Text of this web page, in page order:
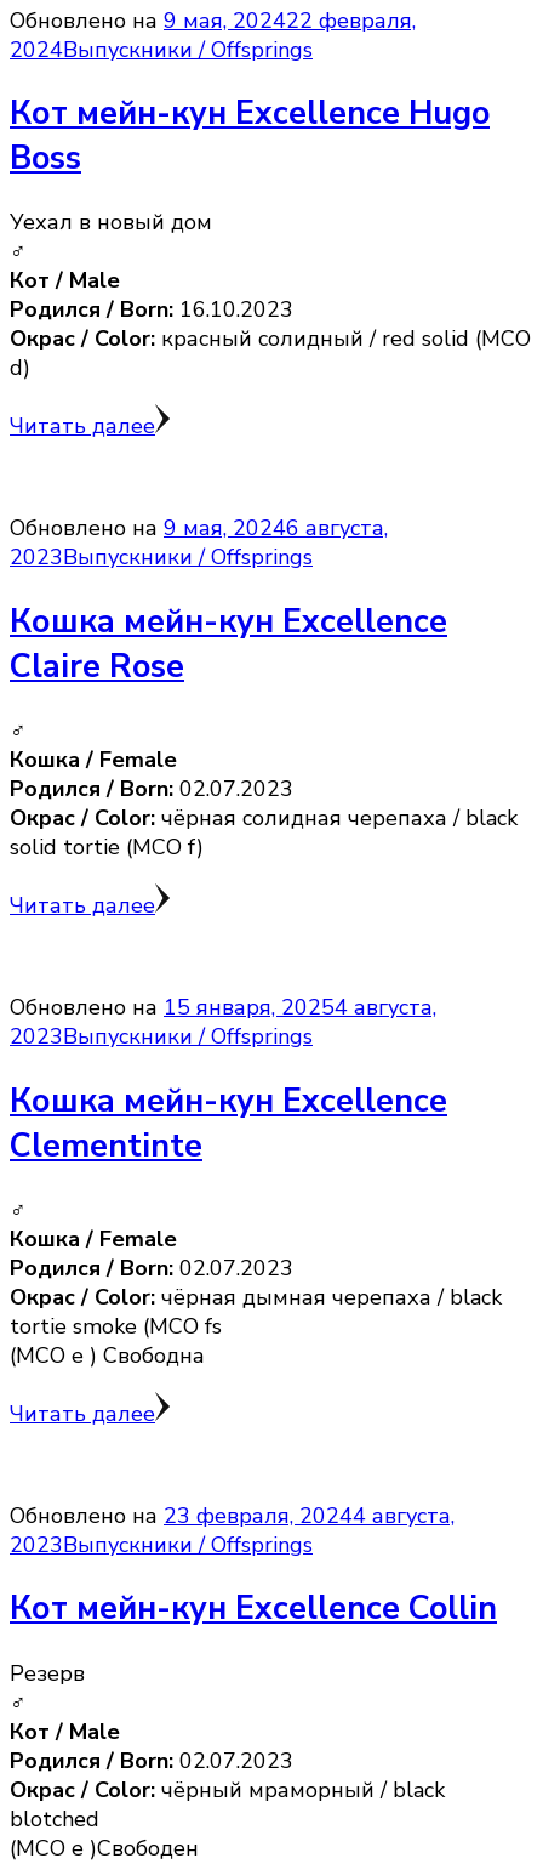
Обновлено на 9 мая, 202422 февраля,
2024Выпускники / Offsprings
Кот мейн-кун Excellence Hugo
Boss
Уехал в новый дом
♂
Кот / Male
Родился / Born: 16.10.2023
Окрас / Color: красный солидный / red solid (MCO
d)
Читать далее
Обновлено на 9 мая, 20246 августа,
2023Выпускники / Offsprings
Кошка мейн-кун Excellence
Claire Rose
♂
Кошка / Female
Родился / Born: 02.07.2023
Окрас / Color: чёрная солидная черепаха / black
solid tortie (MCO f)
Читать далее
Обновлено на 15 января, 20254 августа,
2023Выпускники / Offsprings
Кошка мейн-кун Excellence
Clementinte
♂
Кошка / Female
Родился / Born: 02.07.2023
Окрас / Color: чёрная дымная черепаха / black
tortie smoke (MCO fs
(MCO e ) Свободна
Читать далее
Обновлено на 23 февраля, 20244 августа,
2023Выпускники / Offsprings
Кот мейн-кун Excellence Collin
Резерв
♂
Кот / Male
Родился / Born: 02.07.2023
Окрас / Color: чёрный мраморный / black
blotched
(MCO e )Свободен